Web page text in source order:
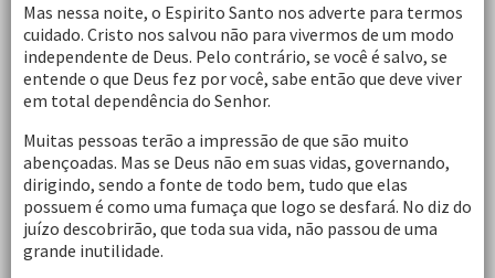
Mas nessa noite, o Espirito Santo nos adverte para termos
cuidado. Cristo nos salvou não para vivermos de um modo
independente de Deus. Pelo contrário, se você é salvo, se
entende o que Deus fez por você, sabe então que deve viver
em total dependência do Senhor.
Muitas pessoas terão a impressão de que são muito
abençoadas. Mas se Deus não em suas vidas, governando,
dirigindo, sendo a fonte de todo bem, tudo que elas
possuem é como uma fumaça que logo se desfará. No diz do
juízo descobrirão, que toda sua vida, não passou de uma
grande inutilidade.